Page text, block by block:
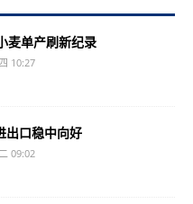
麦单产刷新纪录
10:27
出口稳中向好
09:02